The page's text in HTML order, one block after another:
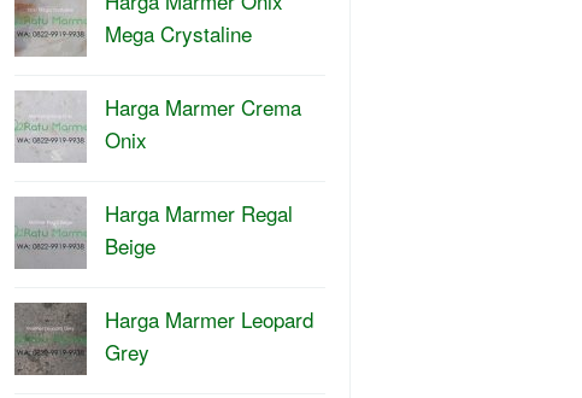
Mega Crystaline
Harga Marmer Crema
Onix
Harga Marmer Regal
Beige
Harga Marmer Leopard
Grey